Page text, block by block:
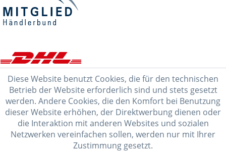
Diese Website benutzt Cookies, die für den technischen
Betrieb der Website erforderlich sind und stets gesetzt
werden. Andere Cookies, die den Komfort bei Benutzung
dieser Website erhöhen, der Direktwerbung dienen oder
die Interaktion mit anderen Websites und sozialen
Netzwerken vereinfachen sollen, werden nur mit Ihrer
Zustimmung gesetzt.